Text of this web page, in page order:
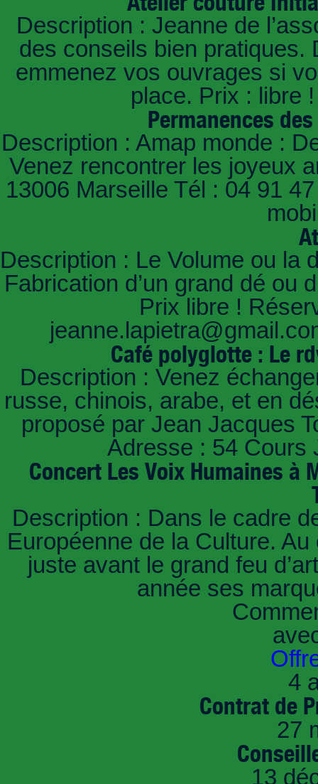
Description : Jeanne de
des conseils bien pratiques.
emmenez vos ouvrages si
place. Prix : libre
Permanences
Description : Amap monde :
Venez rencontrer les joyeux
13006 Marseille Tél : 04 91
Description : Le Volume ou la
Fabrication d’un grand dé ou
Prix libre !
Café polyglotte : Le
Description : Venez
russe, chinois, arabe, et en
proposé par Jean Jacques
Adresse : 54
Concert Les Voix Humaines à
Description : Dans le cadre
Européenne de la Culture.
juste avant le grand feu
année ses
4
Contrat de
27
13